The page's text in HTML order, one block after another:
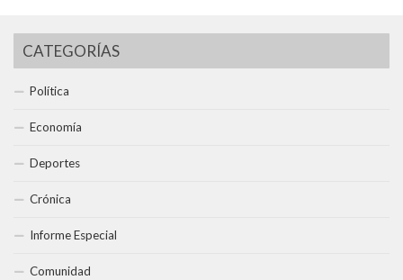
CATEGORÍAS
Política
Economía
Deportes
Crónica
Informe Especial
Comunidad